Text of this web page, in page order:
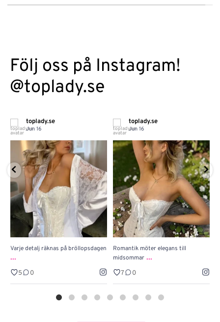
Följ oss på Instagram!
@toplady.se
toplady.se
Jun 16
Varje detalj räknas på bröllopsdagen
...
5 0
toplady.se
Jun 16
Romantik möter elegans till
midsommar ...
7 0